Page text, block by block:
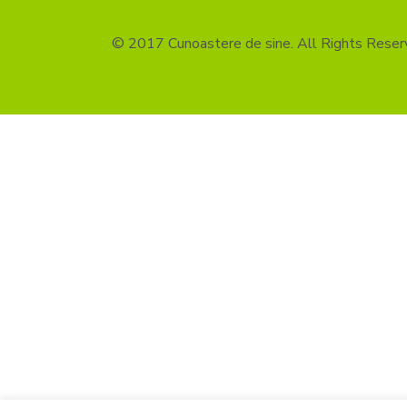
© 2017 Cunoastere de sine. All Rights